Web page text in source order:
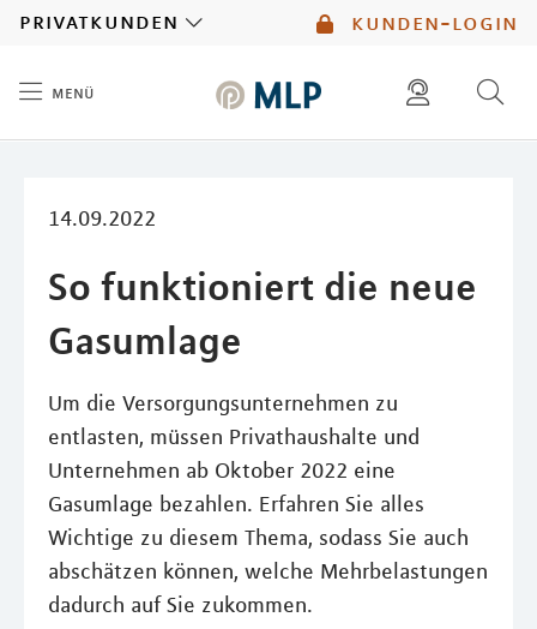
kunden-login
privatkunden
menü
14.09.2022
So funktioniert die neue
Gasumlage
Um die Versorgungsunternehmen zu
entlasten, müssen Privathaushalte und
Unternehmen ab Oktober 2022 eine
Gasumlage bezahlen. Erfahren Sie alles
Wichtige zu diesem Thema, sodass Sie auch
abschätzen können, welche Mehrbelastungen
dadurch auf Sie zukommen.